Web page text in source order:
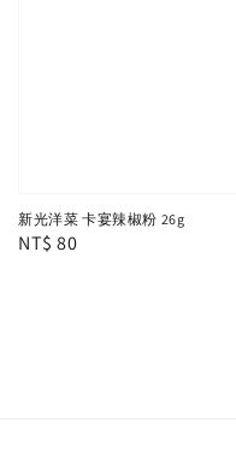
新光洋菜 卡宴辣椒粉 26g
Regular
NT$ 80